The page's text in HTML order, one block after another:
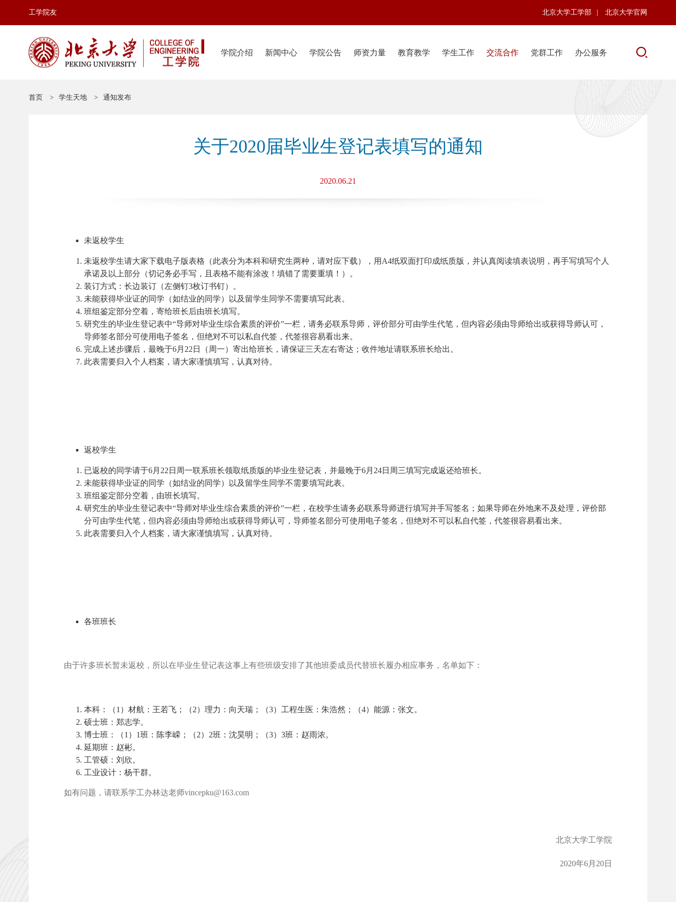
工学院友 北京大学工学部 北京大学官网
学院介绍 新闻中心 学院公告 师资力量 教育教学 学生工作 交流合作 党群工作 办公服务
首页 学生天地 通知发布
关于2020届毕业生登记表填写的通知
2020.06.21
未返校学生
未返校学生请大家下载电子版表格（此表分为本科和研究生两种，请对应下载），用A4纸双面打印成纸质版，并认真阅读填表说明，再手写填写个人
承诺及以上部分（切记务必手写，且表格不能有涂改！填错了需要重填！）。
装订方式：长边装订（左侧钉3枚订书钉）。
未能获得毕业证的同学（如结业的同学）以及留学生同学不需要填写此表。
班组鉴定部分空着，寄给班长后由班长填写。
研究生的毕业生登记表中“导师对毕业生综合素质的评价”一栏，请务必联系导师，评价部分可由学生代笔，但内容必须由导师给出或获得导师认可，
导师签名部分可使用电子签名，但绝对不可以私自代签，代签很容易看出来。
完成上述步骤后，最晚于6月22日（周一）寄出给班长，请保证三天左右寄达；收件地址请联系班长给出。
此表需要归入个人档案，请大家谨慎填写，认真对待。
返校学生
已返校的同学请于6月22日周一联系班长领取纸质版的毕业生登记表，并最晚于6月24日周三填写完成返还给班长。
未能获得毕业证的同学（如结业的同学）以及留学生同学不需要填写此表。
班组鉴定部分空着，由班长填写。
研究生的毕业生登记表中“导师对毕业生综合素质的评价”一栏，在校学生请务必联系导师进行填写并手写签名；如果导师在外地来不及处理，评价部
分可由学生代笔，但内容必须由导师给出或获得导师认可，导师签名部分可使用电子签名，但绝对不可以私自代签，代签很容易看出来。
此表需要归入个人档案，请大家谨慎填写，认真对待。
各班班长
由于许多班长暂未返校，所以在毕业生登记表这事上有些班级安排了其他班委成员代替班长履办相应事务，名单如下：
本科：（1）材航：王若飞；（2）理力：向天瑞；（3）工程生医：朱浩然；（4）能源：张文。
硕士班：郑志学。
博士班：（1）1班：陈李嵘；（2）2班：沈昊明；（3）3班：赵雨浓。
延期班：赵彬。
工管硕：刘欣。
工业设计：杨干群。
如有问题，请联系学工办林达老师vincepku@163.com
北京大学工学院
2020年6月20日